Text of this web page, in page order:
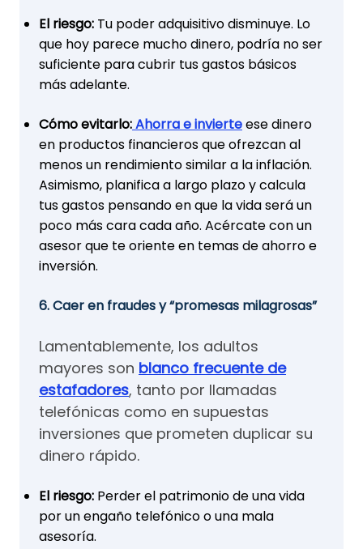
El riesgo: Tu poder adquisitivo disminuye. Lo
que hoy parece mucho dinero, podría no ser
suficiente para cubrir tus gastos básicos
más adelante.
Cómo evitarlo:Ahorra e invierteese dinero
en productos financieros que ofrezcan al
menos un rendimiento similar a la inflación.
Asimismo, planifica a largo plazo y calcula
tus gastos pensando en que la vida será un
poco más cara cada año. Acércate con un
asesor que te oriente en temas de ahorro e
inversión.
6. Caer en fraudes y “promesas milagrosas”
Lamentablemente, los adultos
mayores son blanco frecuente de
estafadores, tanto por llamadas
telefónicas como en supuestas
inversiones que prometen duplicar su
dinero rápido.
El riesgo: Perder el patrimonio de una vida
por un engaño telefónico o una mala
asesoría.